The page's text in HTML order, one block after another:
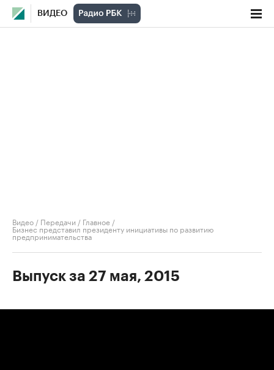
ВИДЕО
Видео / Передачи / Главное /
Бизнес представил президенту инициативы по развитию
предпринимательства
Выпуск за 27 мая, 2015